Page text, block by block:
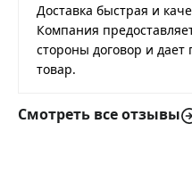
Доставка быстрая и
Компания
стороны договор и
товар.
Смотреть все отзывы